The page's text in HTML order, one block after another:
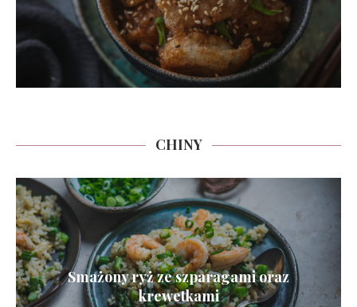
CHINY
Smażony ryż ze szparagami oraz
krewetkami